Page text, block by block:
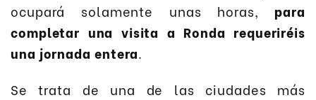
ocupará solamente unas horas, para
completar una visita a Ronda requeriréis
una jornada entera.
Se trata de una de las ciudades más